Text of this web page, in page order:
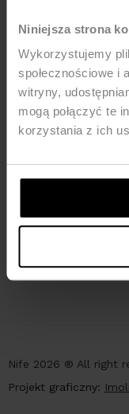
Niniejsza strona
Wykorzystujemy
społecznościowe i
witryny,
mogą połączyć te
korzystania z ich
WYSYŁKA
PŁATNOŚCI
Nife 2026 ® All right
Projekt graficzny: Imoli